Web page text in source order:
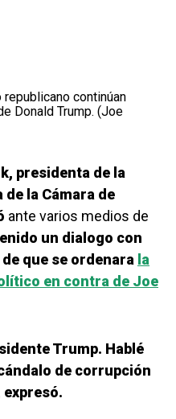
continúan
Donald Trump. (Joe
presidenta de la
la Cámara de
ante varios medios de
un dialogo con
que se ordenara la
en contra de Joe
Trump. Hablé
de corrupción